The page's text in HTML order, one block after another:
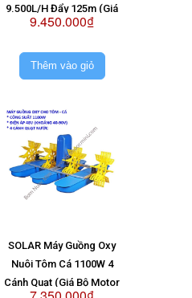
9.500L/H Đẩy 125m (Giá
Không Pin)
9.450.000₫
Thêm vào giỏ
SOLAR Máy Guồng Oxy
Nuôi Tôm Cá 1100W 4
Cánh Quạt (Giá Bộ Motor